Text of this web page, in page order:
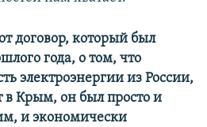
договор, который был
года, о том, что
электроэнергии из России,
в Крым, он был просто и
и экономически